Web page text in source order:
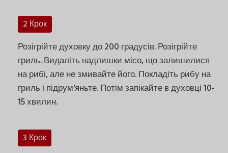
2 Крок
Розігрійте духовку до 200 градусів. Розігрійте
гриль. Видаліть надлишки місо, що залишилися
на рибі, але не змивайте його. Покладіть рибу на
гриль і підрум'яньте. Потім запікайте в духовці 10-
15 хвилин.
3 Крок